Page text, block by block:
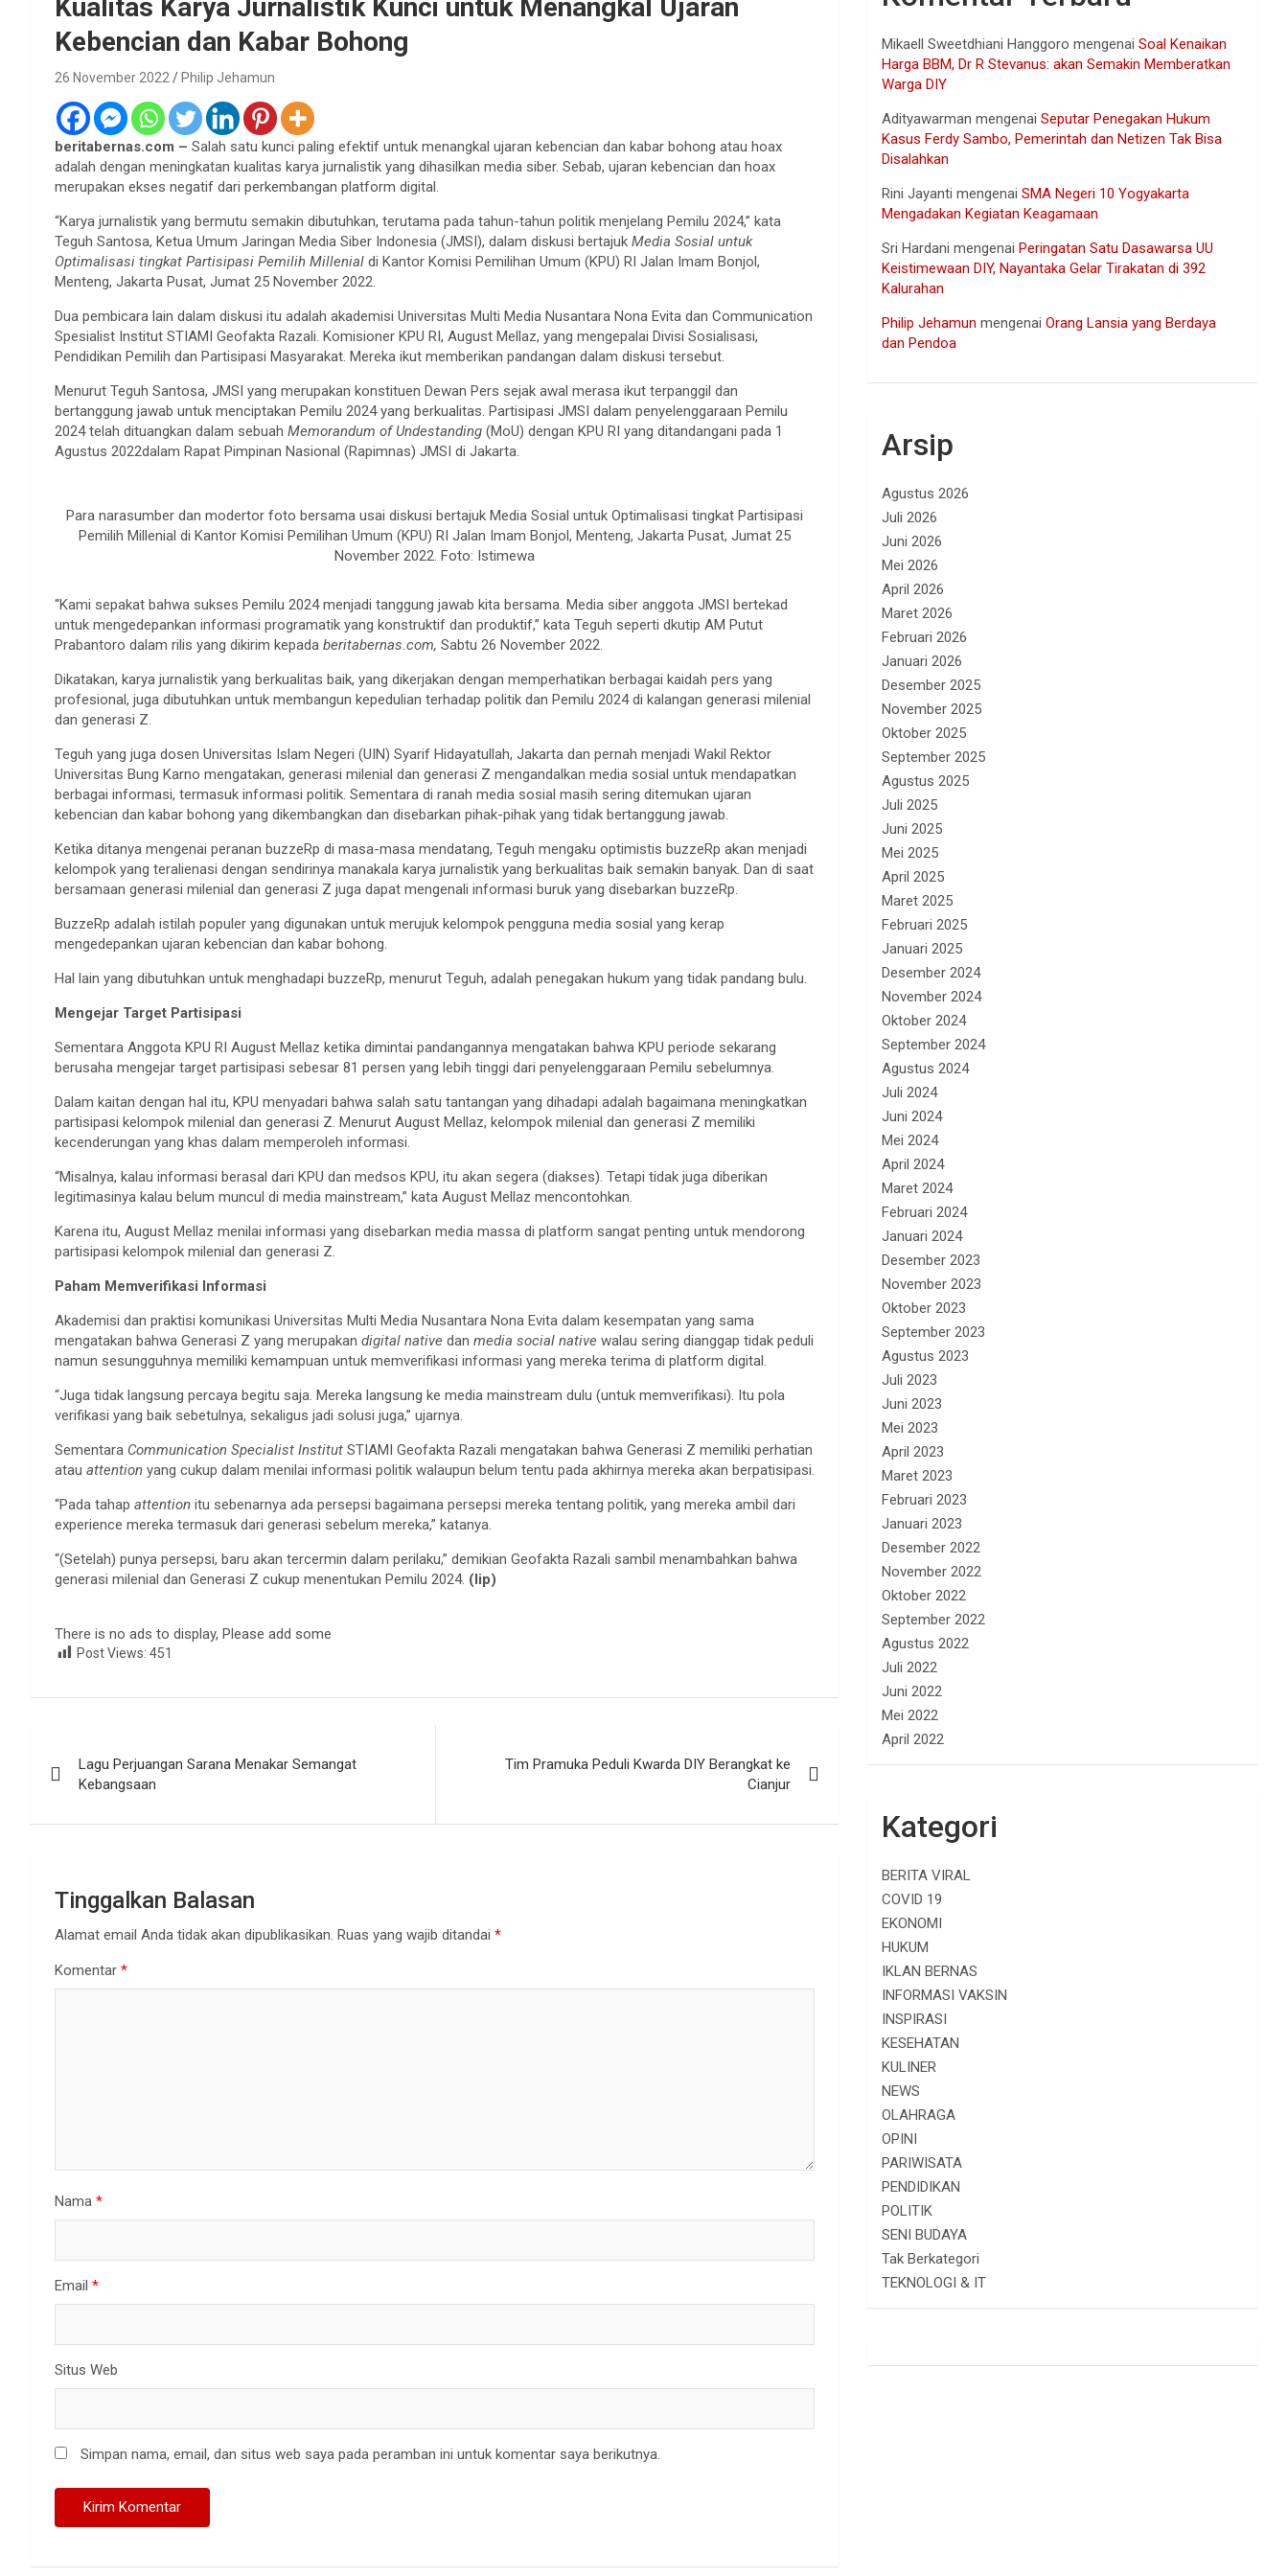
Kualitas Karya Jurnalistik Kunci untuk Menangkal Ujaran
Kebencian dan Kabar Bohong
26 November 2022 Philip Jehamun
beritabernas.com – Salah satu kunci paling efektif untuk menangkal ujaran kebencian dan kabar bohong atau hoax
adalah dengan meningkatan kualitas karya jurnalistik yang dihasilkan media siber. Sebab, ujaran kebencian dan hoax
merupakan ekses negatif dari perkembangan platform digital.
“Karya jurnalistik yang bermutu semakin dibutuhkan, terutama pada tahun-tahun politik menjelang Pemilu 2024,” kata
Teguh Santosa, Ketua Umum Jaringan Media Siber Indonesia (JMSI), dalam diskusi bertajuk Media Sosial untuk
Optimalisasi tingkat Partisipasi Pemilih Millenial di Kantor Komisi Pemilihan Umum (KPU) RI Jalan Imam Bonjol,
Menteng, Jakarta Pusat, Jumat 25 November 2022.
Dua pembicara lain dalam diskusi itu adalah akademisi Universitas Multi Media Nusantara Nona Evita dan Communication
Spesialist Institut STIAMI Geofakta Razali. Komisioner KPU RI, August Mellaz, yang mengepalai Divisi Sosialisasi,
Pendidikan Pemilih dan Partisipasi Masyarakat. Mereka ikut memberikan pandangan dalam diskusi tersebut.
Menurut Teguh Santosa, JMSI yang merupakan konstituen Dewan Pers sejak awal merasa ikut terpanggil dan
bertanggung jawab untuk menciptakan Pemilu 2024 yang berkualitas. Partisipasi JMSI dalam penyelenggaraan Pemilu
2024 telah dituangkan dalam sebuah Memorandum of Undestanding (MoU) dengan KPU RI yang ditandangani pada 1
Agustus 2022dalam Rapat Pimpinan Nasional (Rapimnas) JMSI di Jakarta.
Para narasumber dan modertor foto bersama usai diskusi bertajuk Media Sosial untuk Optimalisasi tingkat Partisipasi
Pemilih Millenial di Kantor Komisi Pemilihan Umum (KPU) RI Jalan Imam Bonjol, Menteng, Jakarta Pusat, Jumat 25
November 2022. Foto: Istimewa
“Kami sepakat bahwa sukses Pemilu 2024 menjadi tanggung jawab kita bersama. Media siber anggota JMSI bertekad
untuk mengedepankan informasi programatik yang konstruktif dan produktif,” kata Teguh seperti dkutip AM Putut
Prabantoro dalam rilis yang dikirim kepada beritabernas.com, Sabtu 26 November 2022.
Dikatakan, karya jurnalistik yang berkualitas baik, yang dikerjakan dengan memperhatikan berbagai kaidah pers yang
profesional, juga dibutuhkan untuk membangun kepedulian terhadap politik dan Pemilu 2024 di kalangan generasi milenial
dan generasi Z.
Teguh yang juga dosen Universitas Islam Negeri (UIN) Syarif Hidayatullah, Jakarta dan pernah menjadi Wakil Rektor
Universitas Bung Karno mengatakan, generasi milenial dan generasi Z mengandalkan media sosial untuk mendapatkan
berbagai informasi, termasuk informasi politik. Sementara di ranah media sosial masih sering ditemukan ujaran
kebencian dan kabar bohong yang dikembangkan dan disebarkan pihak-pihak yang tidak bertanggung jawab.
Ketika ditanya mengenai peranan buzzeRp di masa-masa mendatang, Teguh mengaku optimistis buzzeRp akan menjadi
kelompok yang teralienasi dengan sendirinya manakala karya jurnalistik yang berkualitas baik semakin banyak. Dan di saat
bersamaan generasi milenial dan generasi Z juga dapat mengenali informasi buruk yang disebarkan buzzeRp.
BuzzeRp adalah istilah populer yang digunakan untuk merujuk kelompok pengguna media sosial yang kerap
mengedepankan ujaran kebencian dan kabar bohong.
Hal lain yang dibutuhkan untuk menghadapi buzzeRp, menurut Teguh, adalah penegakan hukum yang tidak pandang bulu.
Mengejar Target Partisipasi
Sementara Anggota KPU RI August Mellaz ketika dimintai pandangannya mengatakan bahwa KPU periode sekarang
berusaha mengejar target partisipasi sebesar 81 persen yang lebih tinggi dari penyelenggaraan Pemilu sebelumnya.
Dalam kaitan dengan hal itu, KPU menyadari bahwa salah satu tantangan yang dihadapi adalah bagaimana meningkatkan
partisipasi kelompok milenial dan generasi Z. Menurut August Mellaz, kelompok milenial dan generasi Z memiliki
kecenderungan yang khas dalam memperoleh informasi.
“Misalnya, kalau informasi berasal dari KPU dan medsos KPU, itu akan segera (diakses). Tetapi tidak juga diberikan
legitimasinya kalau belum muncul di media mainstream,” kata August Mellaz mencontohkan.
Karena itu, August Mellaz menilai informasi yang disebarkan media massa di platform sangat penting untuk mendorong
partisipasi kelompok milenial dan generasi Z.
Paham Memverifikasi Informasi
Akademisi dan praktisi komunikasi Universitas Multi Media Nusantara Nona Evita dalam kesempatan yang sama
mengatakan bahwa Generasi Z yang merupakan digital native dan media social native walau sering dianggap tidak peduli
namun sesungguhnya memiliki kemampuan untuk memverifikasi informasi yang mereka terima di platform digital.
“Juga tidak langsung percaya begitu saja. Mereka langsung ke media mainstream dulu (untuk memverifikasi). Itu pola
verifikasi yang baik sebetulnya, sekaligus jadi solusi juga,” ujarnya.
Sementara Communication Specialist Institut STIAMI Geofakta Razali mengatakan bahwa Generasi Z memiliki perhatian
atau attention yang cukup dalam menilai informasi politik walaupun belum tentu pada akhirnya mereka akan berpatisipasi.
“Pada tahap attention itu sebenarnya ada persepsi bagaimana persepsi mereka tentang politik, yang mereka ambil dari
experience mereka termasuk dari generasi sebelum mereka,” katanya.
“(Setelah) punya persepsi, baru akan tercermin dalam perilaku,” demikian Geofakta Razali sambil menambahkan bahwa
generasi milenial dan Generasi Z cukup menentukan Pemilu 2024. (lip)
There is no ads to display, Please add some
Post Views: 451
pos
Lagu Perjuangan Sarana Menakar Semangat
Kebangsaan
Tim Pramuka Peduli Kwarda DIY Berangkat ke
Cianjur
Tinggalkan Balasan
Alamat email Anda tidak akan dipublikasikan. Ruas yang wajib ditandai *
Komentar *
Nama *
Email *
Situs Web
Simpan nama, email, dan situs web saya pada peramban ini untuk komentar saya berikutnya.
Mikaell Sweetdhiani Hanggoro mengenaiSoal Kenaikan
Harga BBM, Dr R Stevanus: akan Semakin Memberatkan
Warga DIY
Adityawarman mengenaiSeputar Penegakan Hukum
Kasus Ferdy Sambo, Pemerintah dan Netizen Tak Bisa
Disalahkan
Rini Jayanti mengenaiSMA Negeri 10 Yogyakarta
Mengadakan Kegiatan Keagamaan
Sri Hardani mengenaiPeringatan Satu Dasawarsa UU
Keistimewaan DIY, Nayantaka Gelar Tirakatan di 392
Kalurahan
Philip Jehamun mengenaiOrang Lansia yang Berdaya
dan Pendoa
Arsip
Agustus 2026
Juli 2026
Juni 2026
Mei 2026
April 2026
Maret 2026
Februari 2026
Januari 2026
Desember 2025
November 2025
Oktober 2025
September 2025
Agustus 2025
Juli 2025
Juni 2025
Mei 2025
April 2025
Maret 2025
Februari 2025
Januari 2025
Desember 2024
November 2024
Oktober 2024
September 2024
Agustus 2024
Juli 2024
Juni 2024
Mei 2024
April 2024
Maret 2024
Februari 2024
Januari 2024
Desember 2023
November 2023
Oktober 2023
September 2023
Agustus 2023
Juli 2023
Juni 2023
Mei 2023
April 2023
Maret 2023
Februari 2023
Januari 2023
Desember 2022
November 2022
Oktober 2022
September 2022
Agustus 2022
Juli 2022
Juni 2022
Mei 2022
April 2022
Kategori
BERITA VIRAL
COVID 19
EKONOMI
HUKUM
IKLAN BERNAS
INFORMASI VAKSIN
INSPIRASI
KESEHATAN
KULINER
NEWS
OLAHRAGA
OPINI
PARIWISATA
PENDIDIKAN
POLITIK
SENI BUDAYA
Tak Berkategori
TEKNOLOGI & IT